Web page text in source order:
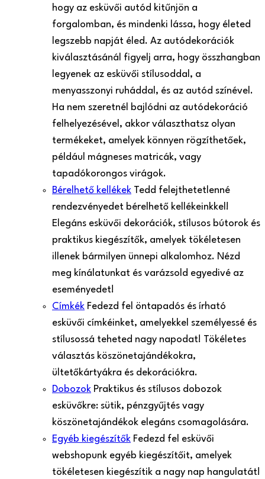
hogy az esküvői autód kitűnjön a
forgalomban, és mindenki lássa, hogy életed
legszebb napját éled. Az autódekorációk
kiválasztásánál figyelj arra, hogy összhangban
legyenek az esküvői stílusoddal, a
menyasszonyi ruháddal, és az autód színével.
Ha nem szeretnél bajlódni az autódekoráció
felhelyezésével, akkor választhatsz olyan
termékeket, amelyek könnyen rögzíthetőek,
például mágneses matricák, vagy
tapadókorongos virágok.
Bérelhető kellékek Tedd felejthetetlenné
rendezvényedet bérelhető kellékeinkkel!
Elegáns esküvői dekorációk, stílusos bútorok és
praktikus kiegészítők, amelyek tökéletesen
illenek bármilyen ünnepi alkalomhoz. Nézd
meg kínálatunkat és varázsold egyedivé az
eseményedet!
Címkék Fedezd fel öntapadós és írható
esküvői címkéinket, amelyekkel személyessé és
stílusossá teheted nagy napodat! Tökéletes
választás köszönetajándékokra,
ültetőkártyákra és dekorációkra.
Dobozok Praktikus és stílusos dobozok
esküvőkre: sütik, pénzgyűjtés vagy
köszönetajándékok elegáns csomagolására.
Egyéb kiegészítők Fedezd fel esküvői
webshopunk egyéb kiegészítőit, amelyek
tökéletesen kiegészítik a nagy nap hangulatát!